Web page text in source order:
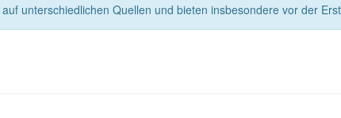
unterschiedlichen Quellen und bieten insbesondere vor der